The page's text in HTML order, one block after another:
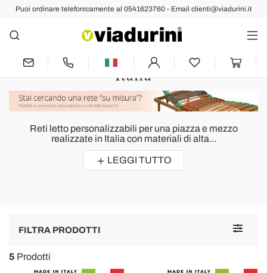
Puoi ordinare telefonicamente al 0541623760 - Email clienti@viadurini.it
Rete Letto una Piazza e Mezza
con Doghe in Legno Realizzata in
Italia
Reti letto personalizzabili per una piazza e mezzo
realizzate in Italia con materiali di alta...
LEGGI TUTTO
Toggle
FILTRA PRODOTTI
5 Prodotti